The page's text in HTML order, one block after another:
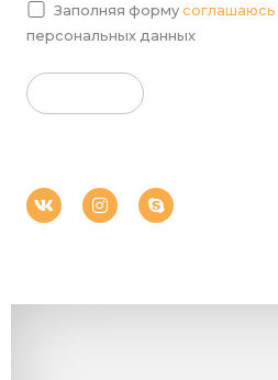
Заполняя форму соглашаюсь
персональных данных
V
k
I
n
s
a
S
k
y